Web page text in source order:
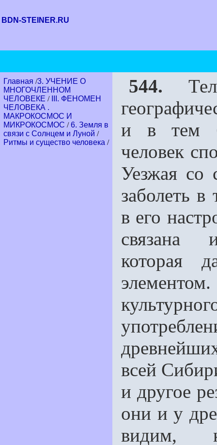
BDN-STEINER.RU
Главная /3. УЧЕНИЕ О
МНОГОЧЛЕННОМ
ЧЕЛОВЕКЕ /
III. ФЕНОМЕН
ЧЕЛОВЕКА .
МАКРОКОСМОС И
МИКРОКОСМОС /6. Земля в
связи с Солнцем и Луной /
Ритмы и существо человека /
544.
и в тем
человек
Уезжая со
заболеть
в его
связана
которая
всей
и другое
они и у
видим,